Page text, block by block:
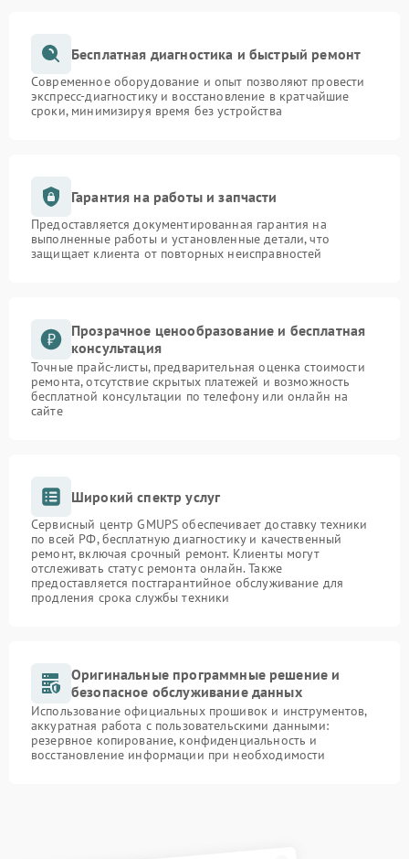
Бесплатная диагностика и быстрый ремонт
Современное оборудование и опыт позволяют провести
экспресс-диагностику и восстановление в кратчайшие
сроки, минимизируя время без устройства
Гарантия на работы и запчасти
Предоставляется документированная гарантия на
выполненные работы и установленные детали, что
защищает клиента от повторных неисправностей
Прозрачное ценообразование и бесплатная
консультация
Точные прайс-листы, предварительная оценка стоимости
ремонта, отсутствие скрытых платежей и возможность
бесплатной консультации по телефону или онлайн на
сайте
Широкий спектр услуг
Сервисный центр GMUPS обеспечивает доставку техники
по всей РФ, бесплатную диагностику и качественный
ремонт, включая срочный ремонт. Клиенты могут
отслеживать статус ремонта онлайн. Также
предоставляется постгарантийное обслуживание для
продления срока службы техники
Оригинальные программные решение и
безопасное обслуживание данных
Использование официальных прошивок и инструментов,
аккуратная работа с пользовательскими данными:
резервное копирование, конфиденциальность и
восстановление информации при необходимости